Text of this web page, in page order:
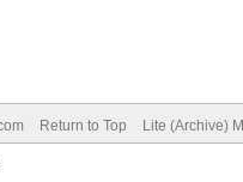
Return to Top Lite (Archive)